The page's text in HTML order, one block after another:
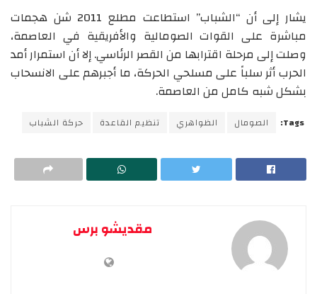
يشار إلى أن “الشباب” استطاعت مطلع 2011 شن هجمات
مباشرة على القوات الصومالية والأفريقية في العاصمة،
وصلت إلى مرحلة اقترابها من القصر الرئاسي. إلا أن استمرار أمد
الحرب أثر سلباً على مسلحي الحركة، ما أجبرهم على الانسحاب
بشكل شبه كامل من العاصمة.
Tags: الصومال الظواهري تنظيم القاعدة حركة الشباب
مقديشو برس